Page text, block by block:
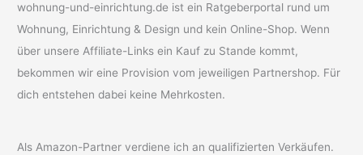
wohnung-und-einrichtung.de ist ein Ratgeberportal rund um
Wohnung, Einrichtung & Design und kein Online-Shop. Wenn
über unsere Affiliate-Links ein Kauf zu Stande kommt,
bekommen wir eine Provision vom jeweiligen Partnershop. Für
dich entstehen dabei keine Mehrkosten.
Als Amazon-Partner verdiene ich an qualifizierten Verkäufen.